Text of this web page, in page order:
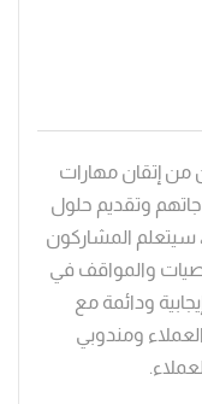
من إتقان مهارات
وتقديم حلول
المشاركون
والمواقف في
ودائمة مع
ومندوبي